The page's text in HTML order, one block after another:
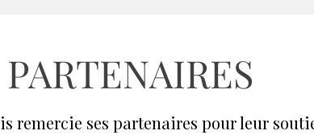
PARTENAIRES
remercie ses partenaires pour leur